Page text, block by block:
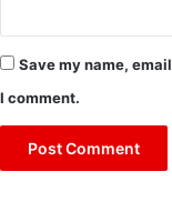
Save my name,
I comment.